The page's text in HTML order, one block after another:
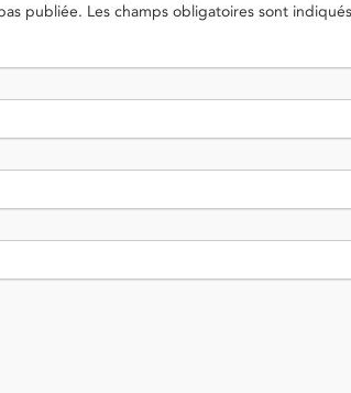
publiée. Les champs obligatoires sont